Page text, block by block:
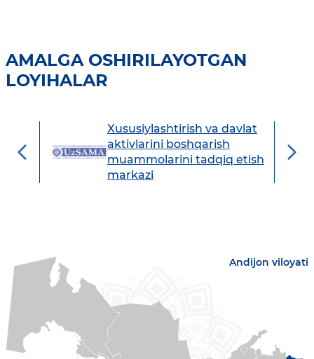
AMALGA OSHIRILAYOTGAN
LOYIHALAR
Xususiylashtirish va davlat
aktivlarini boshqarish
muammolarini tadqiq etish
markazi
Andijon viloyati